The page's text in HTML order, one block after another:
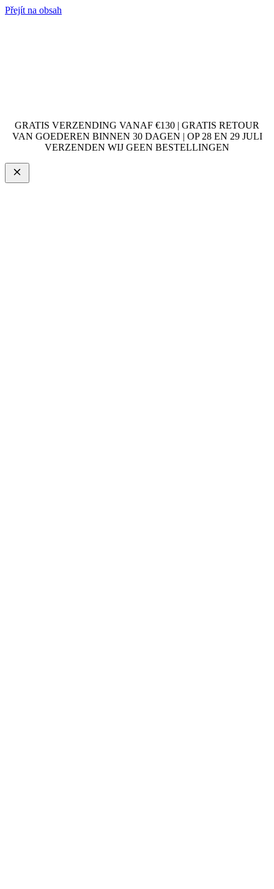
Přejít na obsah
GRATIS VERZENDING VANAF €130 | GRATIS RETOUR
VAN GOEDEREN BINNEN 30 DAGEN | OP 28 EN 29 JULI
VERZENDEN WIJ GEEN BESTELLINGEN